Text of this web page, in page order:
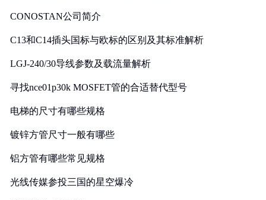
CONOSTAN公司简介
C13和C14插头国标与欧标的区别及其标准解析
LGJ-240/30导线参数及载流量解析
寻找nce01p30k MOSFET管的合适替代型号
电梯的尺寸有哪些规格
镀锌方管尺寸一般有哪些
铝方管有哪些常见规格
光线传媒参投三国的星空爆冷